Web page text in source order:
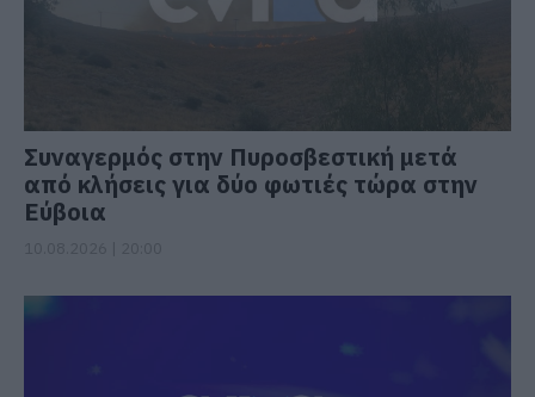
Συναγερμός στην Πυροσβεστική μετά
από κλήσεις για δύο φωτιές τώρα στην
Εύβοια